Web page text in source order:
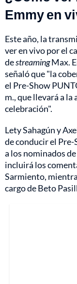
Emmy en
Este año, la
ver en vivo por el
destreamingMax.
señaló que "la
el Pre-Show
m., que llevará a
celebración".
Lety Sahagún y
de conducir el
a los nominados
incluirá los
Sarmiento,
cargo de Beto